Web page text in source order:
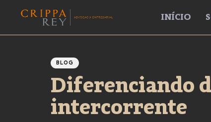
INÍCIO
BLOG
Diferenciando
intercorrente